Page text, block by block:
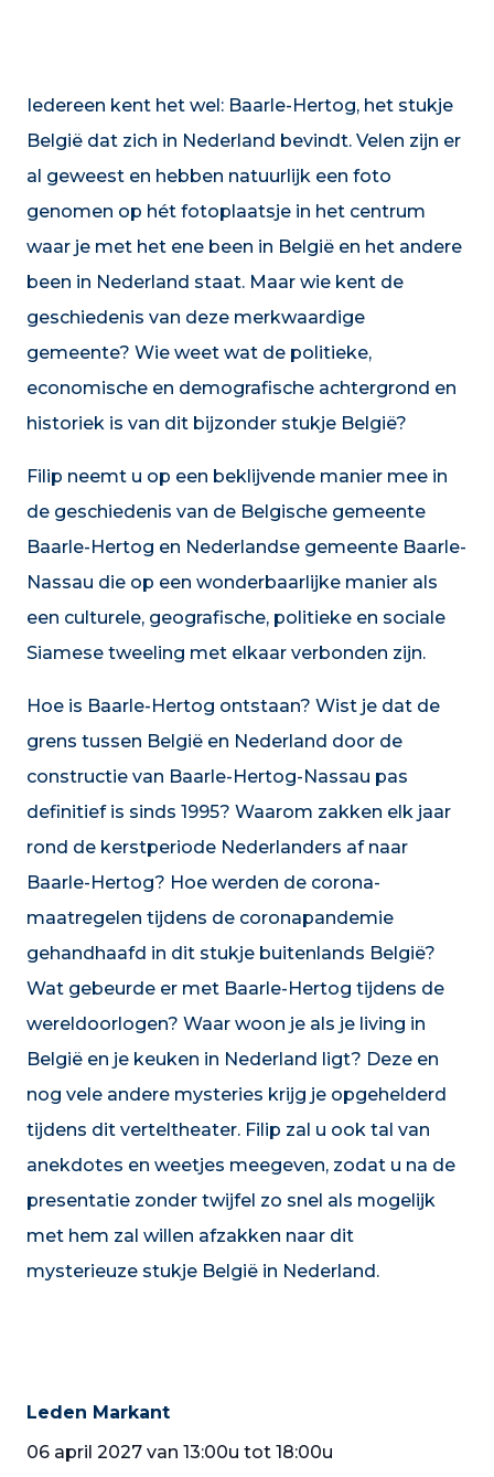
Iedereen kent het wel: Baarle-Hertog, het stukje
België dat zich in Nederland bevindt. Velen zijn er
al geweest en hebben natuurlijk een foto
genomen op hét fotoplaatsje in het centrum
waar je met het ene been in België en het andere
been in Nederland staat. Maar wie kent de
geschiedenis van deze merkwaardige
gemeente? Wie weet wat de politieke,
economische en demografische achtergrond en
historiek is van dit bijzonder stukje België?
​​Filip neemt u op een beklijvende manier mee in
de geschiedenis van de Belgische gemeente
Baarle-Hertog en Nederlandse gemeente Baarle-
Nassau die op een wonderbaarlijke manier als
een culturele, geografische, politieke en sociale
Siamese tweeling met elkaar verbonden zijn.
Hoe is Baarle-Hertog ontstaan? Wist je dat de
grens tussen België en Nederland door de
constructie van Baarle-Hertog-Nassau pas
definitief is sinds 1995? Waarom zakken elk jaar
rond de kerstperiode Nederlanders af naar
Baarle-Hertog? Hoe werden de corona-
maatregelen tijdens de coronapandemie
gehandhaafd in dit stukje buitenlands België?
Wat gebeurde er met Baarle-Hertog tijdens de
wereldoorlogen? Waar woon je als je living in
België en je keuken in Nederland ligt? Deze en
nog vele andere mysteries krijg je opgehelderd
tijdens dit verteltheater. Filip zal u ook tal van
anekdotes en weetjes meegeven, zodat u na de
presentatie zonder twijfel zo snel als mogelijk
met hem zal willen afzakken naar dit
mysterieuze stukje België in Nederland.
Leden Markant
06 april 2027 van 13:00u tot 18:00u